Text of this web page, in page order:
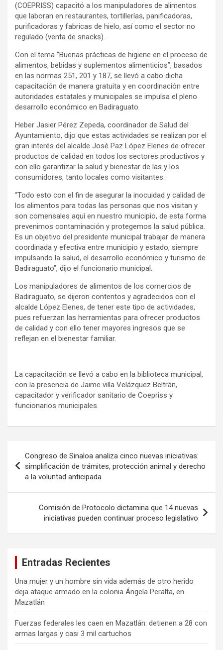
(COEPRISS) capacitó a los manipuladores de alimentos
que laboran en restaurantes, tortillerías, panificadoras,
purificadoras y fabricas de hielo, así como el sector no
regulado (venta de snacks).
Con el tema “Buenas prácticas de higiene en el proceso de
alimentos, bebidas y suplementos alimenticios”, basados
en las normas 251, 201 y 187, se llevó a cabo dicha
capacitación de manera gratuita y en coordinación entre
autoridades estatales y municipales se impulsa el pleno
desarrollo económico en Badiraguato.
Heber Jasier Pérez Zepeda, coordinador de Salud del
Ayuntamiento, dijo que estas actividades se realizan por el
gran interés del alcalde José Paz López Elenes de ofrecer
productos de calidad en todos los sectores productivos y
con ello garantizar la salud y bienestar de las y los
consumidores, tanto locales como visitantes.
“Todo esto con el fin de asegurar la inocuidad y calidad de
los alimentos para todas las personas que nos visitan y
son comensales aquí en nuestro municipio, de esta forma
prevenimos contaminación y protegemos la salud pública.
Es un objetivo del presidente municipal trabajar de manera
coordinada y efectiva entre municipio y estado, siempre
impulsando la salud, el desarrollo económico y turismo de
Badiraguato”, dijo el funcionario municipal.
Los manipuladores de alimentos de los comercios de
Badiraguato, se dijeron contentos y agradecidos con el
alcalde López Elenes, de tener este tipo de actividades,
pues refuerzan las herramientas para ofrecer productos
de calidad y con ello tener mayores ingresos que se
reflejan en el bienestar familiar.
La capacitación se llevó a cabo en la biblioteca municipal,
con la presencia de Jaime villa Velázquez Beltrán,
capacitador y verificador sanitario de Coepriss y
funcionarios municipales.
de
entradas
Congreso de Sinaloa analiza cinco nuevas iniciativas:
simplificación de trámites, protección animal y derecho
a la voluntad anticipada
Comisión de Protocolo dictamina que 14 nuevas
iniciativas pueden continuar proceso legislativo
Entradas Recientes
Una mujer y un hombre sin vida además de otro herido
deja ataque armado en la colonia Ángela Peralta, en
Mazatlán
Fuerzas federales les caen en Mazatlán: detienen a 28 con
armas largas y casi 3 mil cartuchos